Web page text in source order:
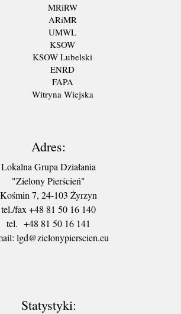
MRiRW
ARiMR
UMWL
KSOW
KSOW Lubelski
ENRD
FAPA
Witryna Wiejska
Adres:
Lokalna Grupa Działania
"Zielony Pierścień"
Kośmin 7, 24-103 Żyrzyn
tel./fax +48 81 50 16 140
tel. +48 81 50 16 141
lgd@zielonypierscien.eu
Statystyki: